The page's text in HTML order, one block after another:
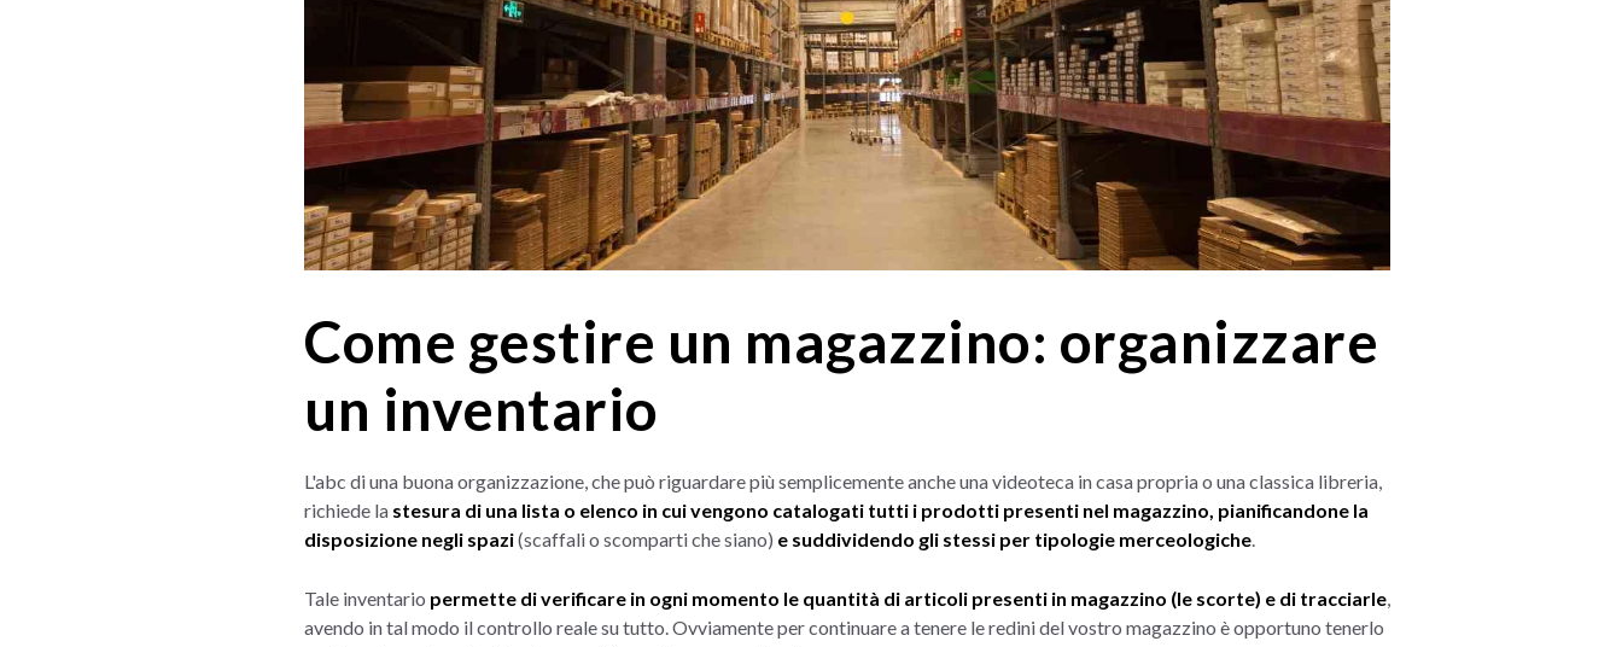
Come gestire un magazzino: organizzare
un inventario
L'abc di una buona organizzazione, che può riguardare più semplicemente anche una videoteca in casa propria o una classica libreria,
richiede la stesura di una lista o elenco in cui vengono catalogati tutti i prodotti presenti nel magazzino, pianificandone la
disposizione negli spazi(scaffali o scomparti che siano) e suddividendo gli stessi per tipologie merceologiche.
Tale inventario permette di verificare in ogni momento le quantità di articoli presenti in magazzino (le scorte) e di tracciarle,
avendo in tal modo il controllo reale su tutto. Ovviamente per continuare a tenere le redini del vostro magazzino è opportuno tenerlo